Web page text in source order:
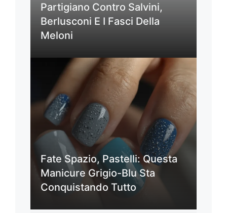
Partigiano Contro Salvini,
Berlusconi E I Fasci Della
Meloni
Fate Spazio, Pastelli: Questa
Manicure Grigio-Blu Sta
Conquistando Tutto